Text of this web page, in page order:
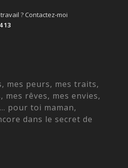
? Contactez-moi
13
mes peurs, mes traits,
mes rêves, mes envies,
pour toi maman,
dans le secret de